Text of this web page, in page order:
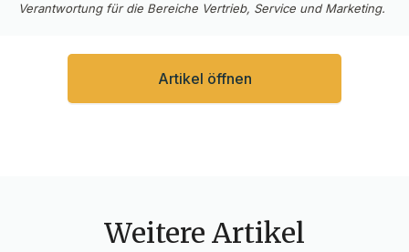
Verantwortung für die Bereiche Vertrieb, Service und Marketing.
Artikel öffnen
Weitere Artikel